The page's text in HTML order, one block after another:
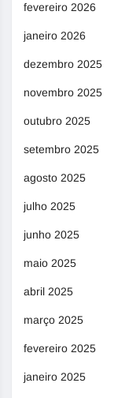
fevereiro 2026
janeiro 2026
dezembro 2025
novembro 2025
outubro 2025
setembro 2025
agosto 2025
julho 2025
junho 2025
maio 2025
abril 2025
março 2025
fevereiro 2025
janeiro 2025